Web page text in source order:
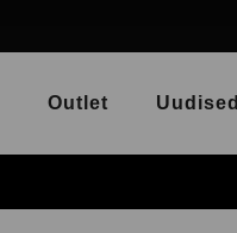
Outlet Uudised